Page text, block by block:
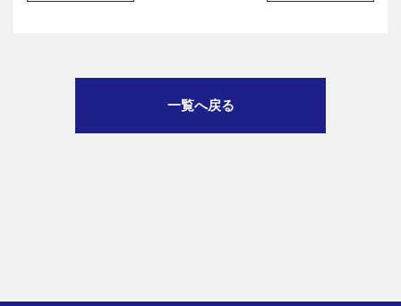
一覧へ戻る